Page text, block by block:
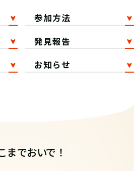
参加方法
発見報告
お知らせ
までおいで！